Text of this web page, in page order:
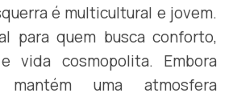
é multicultural e jovem.
para quem busca conforto,
vida cosmopolita. Embora
uma atmosfera